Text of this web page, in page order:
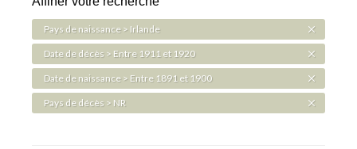
Pays de naissance > Irlande
Date de décès > Entre 1911 et 1920
Date de naissance > Entre 1891 et 1900
Pays de décès > NR